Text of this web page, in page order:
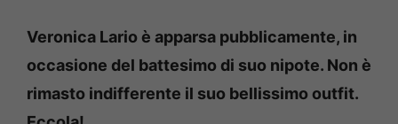
Veronica Lario è apparsa pubblicamente, in
occasione del battesimo di suo nipote. Non è
rimasto indifferente il suo bellissimo outfit.